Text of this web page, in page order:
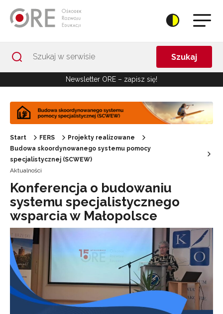
Szukaj
Newsletter ORE – zapisz się!
Start FERS
Projekty realizowane
Budowa skoordynowanego systemu pomocy
specjalistycznej (SCWEW)
Aktualności
Konferencja o budowaniu
systemu specjalistycznego
wsparcia w Małopolsce